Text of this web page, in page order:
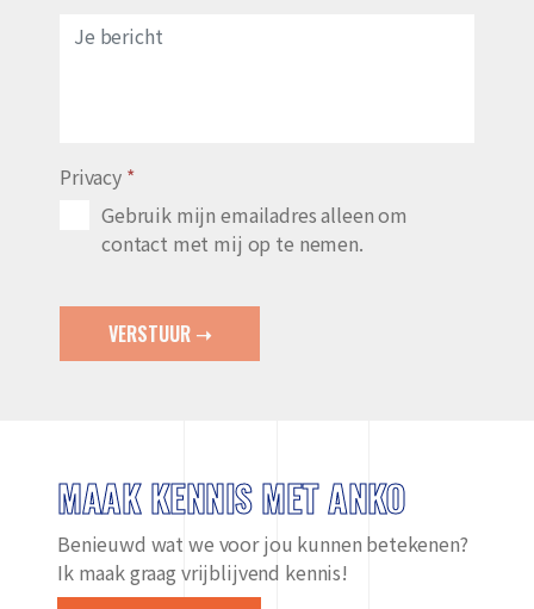
Privacy *
Gebruik mijn emailadres alleen om
contact met mij op te nemen.
VERSTUUR ➝
MAAK KENNIS MET ANKO
Benieuwd wat we voor jou kunnen betekenen?
Ik maak graag vrijblijvend kennis!